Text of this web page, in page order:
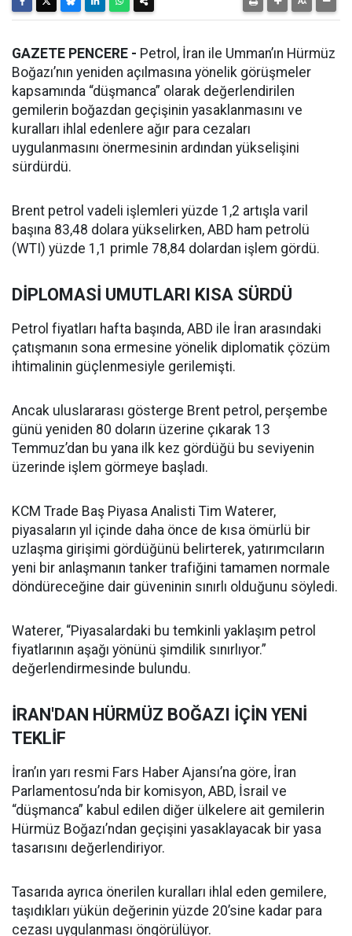
GAZETE PENCERE - Petrol, İran ile Umman’ın Hürmüz
Boğazı’nın yeniden açılmasına yönelik görüşmeler
kapsamında “düşmanca” olarak değerlendirilen
gemilerin boğazdan geçişinin yasaklanmasını ve
kuralları ihlal edenlere ağır para cezaları
uygulanmasını önermesinin ardından yükselişini
sürdürdü.
Brent petrol vadeli işlemleri yüzde 1,2 artışla varil
başına 83,48 dolara yükselirken, ABD ham petrolü
(WTI) yüzde 1,1 primle 78,84 dolardan işlem gördü.
DİPLOMASİ UMUTLARI KISA SÜRDÜ
Petrol fiyatları hafta başında, ABD ile İran arasındaki
çatışmanın sona ermesine yönelik diplomatik çözüm
ihtimalinin güçlenmesiyle gerilemişti.
Ancak uluslararası gösterge Brent petrol, perşembe
günü yeniden 80 doların üzerine çıkarak 13
Temmuz’dan bu yana ilk kez gördüğü bu seviyenin
üzerinde işlem görmeye başladı.
KCM Trade Baş Piyasa Analisti Tim Waterer,
piyasaların yıl içinde daha önce de kısa ömürlü bir
uzlaşma girişimi gördüğünü belirterek, yatırımcıların
yeni bir anlaşmanın tanker trafiğini tamamen normale
döndüreceğine dair güveninin sınırlı olduğunu söyledi.
Waterer, “Piyasalardaki bu temkinli yaklaşım petrol
fiyatlarının aşağı yönünü şimdilik sınırlıyor.”
değerlendirmesinde bulundu.
İRAN'DAN HÜRMÜZ BOĞAZI İÇİN YENİ
TEKLİF
İran’ın yarı resmi Fars Haber Ajansı’na göre, İran
Parlamentosu’nda bir komisyon, ABD, İsrail ve
“düşmanca” kabul edilen diğer ülkelere ait gemilerin
Hürmüz Boğazı’ndan geçişini yasaklayacak bir yasa
tasarısını değerlendiriyor.
Tasarıda ayrıca önerilen kuralları ihlal eden gemilere,
taşıdıkları yükün değerinin yüzde 20’sine kadar para
cezası uygulanması öngörülüyor.